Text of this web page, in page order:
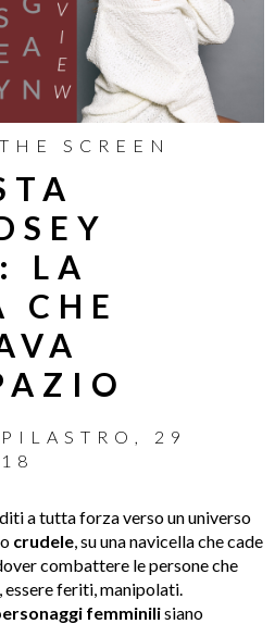
SCREEN
LA
CHE
29
a tutta forza verso un universo
crudele , su una navicella che cade
combattere le persone che
feriti, manipolati.
femminilisiano